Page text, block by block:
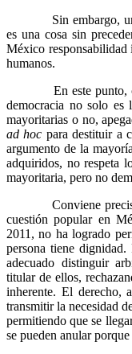
Sin embargo, una
es una cosa sin
México responsabilidad
humanos.
En este punto,
democracia no solo es
mayoritarias o no,
ad hoc para destituir a
argumento de la
adquiridos, no respeta
mayoritaria, pero no
Conviene precisar
cuestión popular en
2011, no ha logrado
persona tiene
adecuado distinguir
titular de ellos,
inherente. El derecho,
transmitir la necesidad
permitiendo que se
se pueden anular